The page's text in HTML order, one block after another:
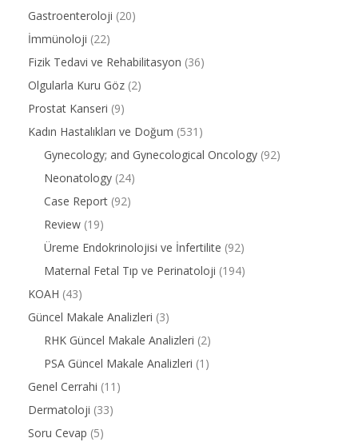
Gastroenteroloji (20)
İmmünoloji (22)
Fizik Tedavi ve Rehabilitasyon (36)
Olgularla Kuru Göz (2)
Prostat Kanseri (9)
Kadın Hastalıkları ve Doğum (531)
Gynecology; and Gynecological Oncology (92)
Neonatology (24)
Case Report (92)
Review (19)
Üreme Endokrinolojisi ve İnfertilite (92)
Maternal Fetal Tıp ve Perinatoloji (194)
KOAH (43)
Güncel Makale Analizleri (3)
RHK Güncel Makale Analizleri (2)
PSA Güncel Makale Analizleri (1)
Genel Cerrahi (11)
Dermatoloji (33)
Soru Cevap (5)